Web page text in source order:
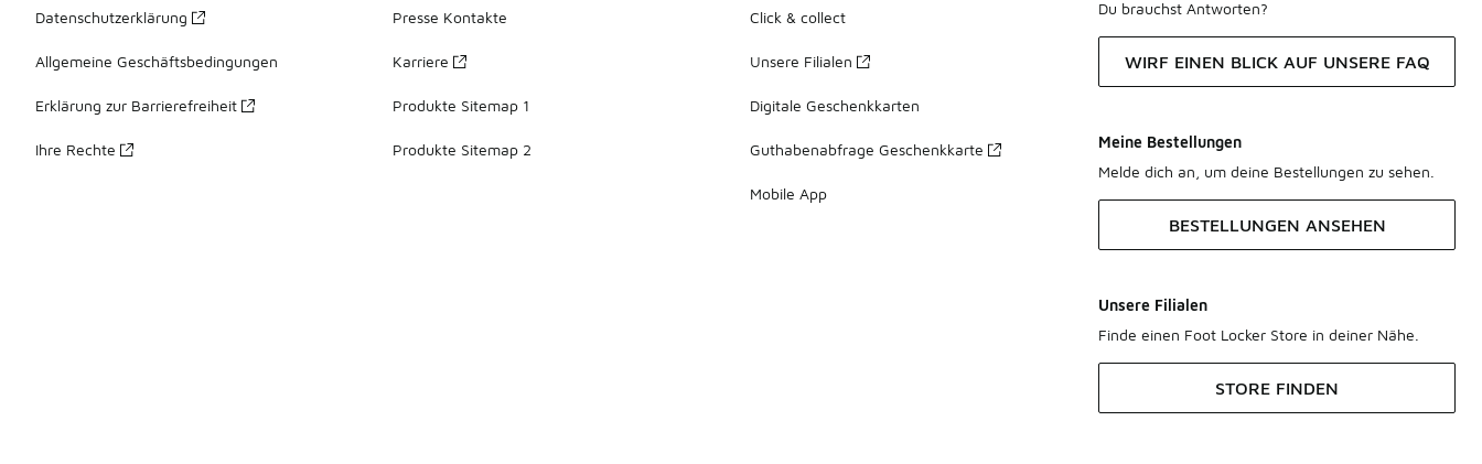
Datenschutzerklärung
Allgemeine Geschäftsbedingungen
Erklärung zur Barrierefreiheit
Ihre Rechte
Presse Kontakte
Karriere
Produkte Sitemap 1
Produkte Sitemap 2
Click & collect
Unsere Filialen
Digitale Geschenkkarten
Guthabenabfrage Geschenkkarte
Mobile App
Du brauchst Antworten?
WIRF EINEN BLICK AUF UNSERE FAQ
Meine Bestellungen
Melde dich an, um deine Bestellungen zu sehen.
BESTELLUNGEN ANSEHEN
Unsere Filialen
Finde einen Foot Locker Store in deiner Nähe.
STORE FINDEN